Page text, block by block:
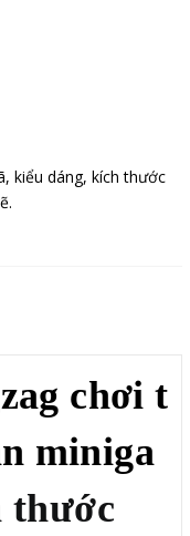
kiểu dáng, kích thước
chơi t
miniga
thước